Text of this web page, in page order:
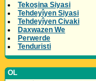
Tekoşina Siyasi
Tehdeyîyen Siyasi
Tehdeyîyen Civaki
Daxwazen We
Perwerde
Tenduristi
OL